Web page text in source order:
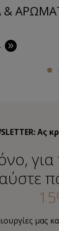
&
Ας
μας